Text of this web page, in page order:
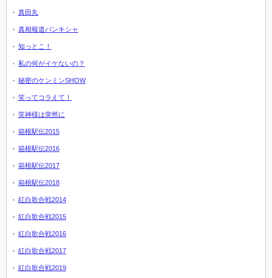
真田丸
真相報道バンキシャ
知っとこ！
私の何がイケないの？
秘密のケンミンSHOW
笑ってコラえて！
笑神様は突然に
箱根駅伝2015
箱根駅伝2016
箱根駅伝2017
箱根駅伝2018
紅白歌合戦2014
紅白歌合戦2015
紅白歌合戦2016
紅白歌合戦2017
紅白歌合戦2019